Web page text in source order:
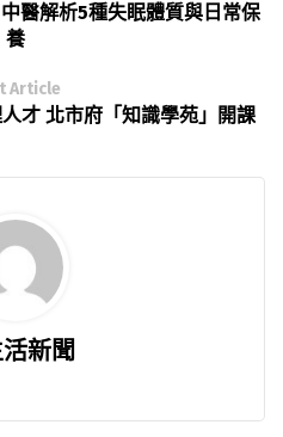
醫解析5種失眠體質與日常保
養
Article
才 北市府「知識學苑」開課
新聞